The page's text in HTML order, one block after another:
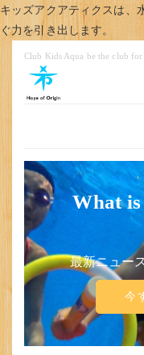
キッズアクアティクスは、
ぐ力を引き出します。
Club Kids Aqua be the club
What is
最新ニュー
今